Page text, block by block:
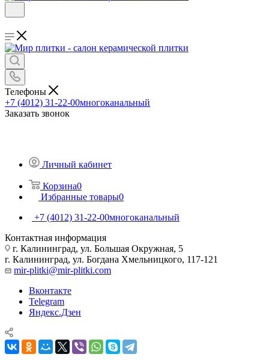
Телефоны
+7 (4012) 31-22-00многоканальный
Заказать звонок
Личный кабинет
Корзина0
Избранные товары0
+7 (4012) 31-22-00многоканальный
Контактная информация
г. Калининград, ул. Большая Окружная, 5
г. Калининград, ул. Богдана Хмельницкого, 117-121
mir-plitki@mir-plitki.com
Вконтакте
Telegram
Яндекс.Дзен